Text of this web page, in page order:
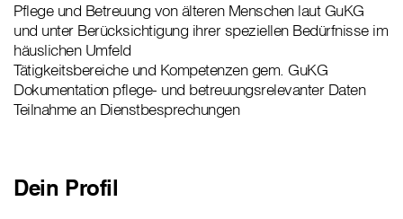
Pflege und Betreuung von älteren Menschen laut GuKG
und unter Berücksichtigung ihrer speziellen Bedürfnisse im
häuslichen Umfeld
Tätigkeitsbereiche und Kompetenzen gem. GuKG
Dokumentation pflege- und betreuungsrelevanter Daten
Teilnahme an Dienstbesprechungen
Dein Profil